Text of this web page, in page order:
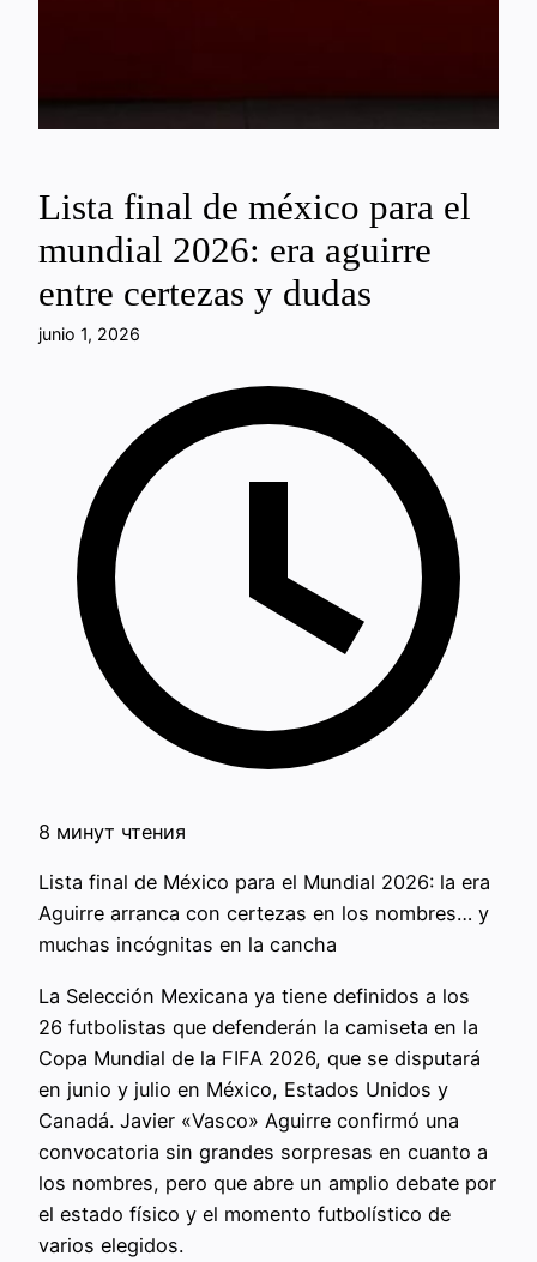
Lista final de méxico para el
mundial 2026: era aguirre
entre certezas y dudas
junio 1, 2026
8 минут чтения
Lista final de México para el Mundial 2026: la era
Aguirre arranca con certezas en los nombres… y
muchas incógnitas en la cancha
La Selección Mexicana ya tiene definidos a los
26 futbolistas que defenderán la camiseta en la
Copa Mundial de la FIFA 2026, que se disputará
en junio y julio en México, Estados Unidos y
Canadá. Javier «Vasco» Aguirre confirmó una
convocatoria sin grandes sorpresas en cuanto a
los nombres, pero que abre un amplio debate por
el estado físico y el momento futbolístico de
varios elegidos.